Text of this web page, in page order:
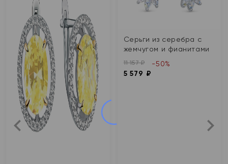
Серьги из серебра с
жемчугом и фианитами
11 157 ₽
5 579 ₽
-50%